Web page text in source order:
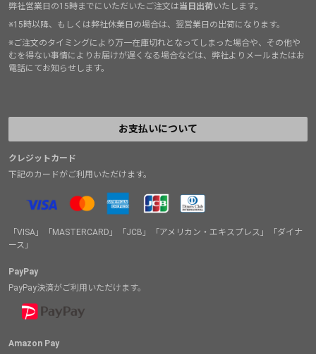
弊社営業日の15時までにいただいたご注文は当日出荷いたします。
※15時以降、もしくは弊社休業日の場合は、翌営業日の出荷になります。
※ご注文のタイミングにより万一在庫切れとなってしまった場合や、その他や
むを得ない事情によりお届けが遅くなる場合などは、弊社よりメールまたはお
電話にてお知らせします。
お支払いについて
クレジットカード
下記のカードがご利用いただけます。
「VISA」「MASTERCARD」「JCB」「アメリカン・エキスプレス」「ダイナ
ース」
PayPay
PayPay決済がご利用いただけます。
Amazon Pay